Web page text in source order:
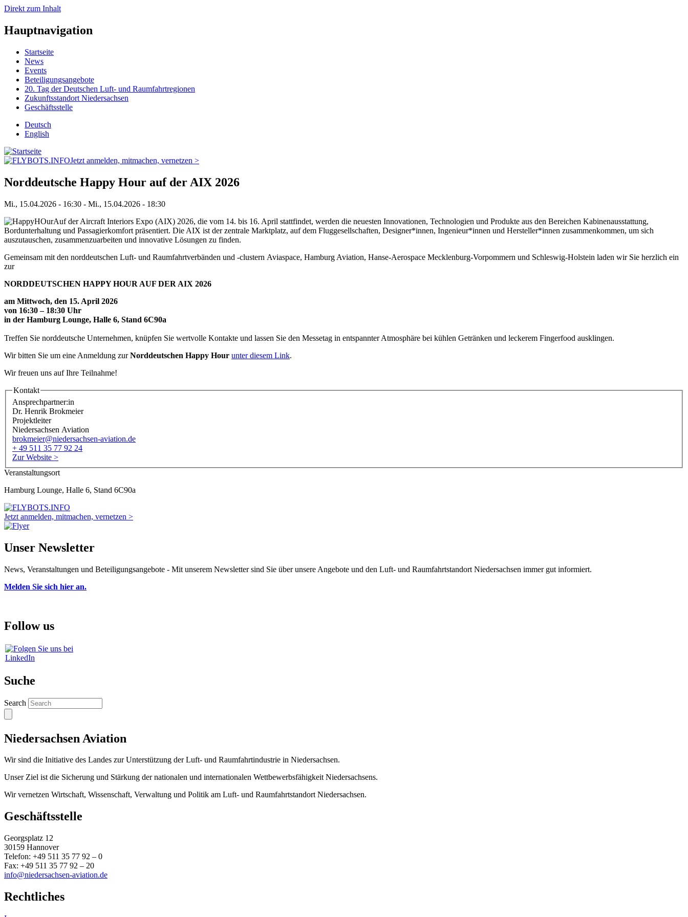
Direkt zum Inhalt
Hauptnavigation
Startseite
News
Events
Beteiligungsangebote
20. Tag der Deutschen Luft- und Raumfahrtregionen
Zukunftsstandort Niedersachsen
Geschäftsstelle
Deutsch
English
Jetzt anmelden, mitmachen, vernetzen >
Norddeutsche Happy Hour auf der AIX 2026
Mi., 15.04.2026 - 16:30 - Mi., 15.04.2026 - 18:30
Auf der Aircraft Interiors Expo (AIX) 2026, die vom 14. bis 16. April stattfindet, werden die neuesten Innovationen, Technologien und Produkte aus den Bereichen Kabinenausstattung,
Bordunterhaltung und Passagierkomfort präsentiert. Die AIX ist der zentrale Marktplatz, auf dem Fluggesellschaften, Designer*innen, Ingenieur*innen und Hersteller*innen zusammenkommen, um sich
auszutauschen, zusammenzuarbeiten und innovative Lösungen zu finden.
Gemeinsam mit den norddeutschen Luft- und Raumfahrtverbänden und -clustern Aviaspace, Hamburg Aviation, Hanse-Aerospace Mecklenburg-Vorpommern und Schleswig-Holstein laden wir Sie herzlich ein
zur
NORDDEUTSCHEN HAPPY HOUR AUF DER AIX 2026
am Mittwoch, den 15. April 2026
von 16:30 – 18:30 Uhr
in der Hamburg Lounge, Halle 6, Stand 6C90a
Treffen Sie norddeutsche Unternehmen, knüpfen Sie wertvolle Kontakte und lassen Sie den Messetag in entspannter Atmosphäre bei kühlen Getränken und leckerem Fingerfood ausklingen.
Wir bitten Sie um eine Anmeldung zurNorddeutschen Happy Hour unter diesem Link.
Wir freuen uns auf Ihre Teilnahme!
Kontakt
Ansprechpartner:in
Dr. Henrik Brokmeier
Projektleiter
Niedersachsen Aviation
brokmeier@niedersachsen-aviation.de
+ 49 511 35 77 92 24
Zur Website >
Veranstaltungsort
Hamburg Lounge, Halle 6, Stand 6C90a
Jetzt anmelden, mitmachen, vernetzen >
Unser Newsletter
News, Veranstaltungen und Beteiligungsangebote - Mit unserem Newsletter sind Sie über unsere Angebote und den Luft- und Raumfahrtstandort Niedersachsen immer gut informiert.
Melden Sie sich hier an.
Follow us
Suche
Search
Niedersachsen Aviation
Wir sind die Initiative des Landes zur Unterstützung der Luft- und Raumfahrtindustrie in Niedersachsen.
Unser Ziel ist die Sicherung und Stärkung der nationalen und internationalen Wettbewerbsfähigkeit Niedersachsens.
Wir vernetzen Wirtschaft, Wissenschaft, Verwaltung und Politik am Luft- und Raumfahrtstandort Niedersachsen.
Geschäftsstelle
Georgsplatz 12
30159 Hannover
Telefon: +49 511 35 77 92 – 0
Fax: +49 511 35 77 92 – 20
info@niedersachsen-aviation.de
Rechtliches